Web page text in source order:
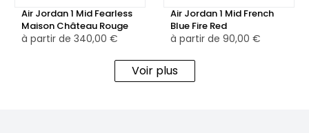
Air Jordan 1 Mid Fearless
Maison Château Rouge
à partir de 340,00 €
Air Jordan 1 Mid French
Blue Fire Red
à partir de 90,00 €
Voir plus